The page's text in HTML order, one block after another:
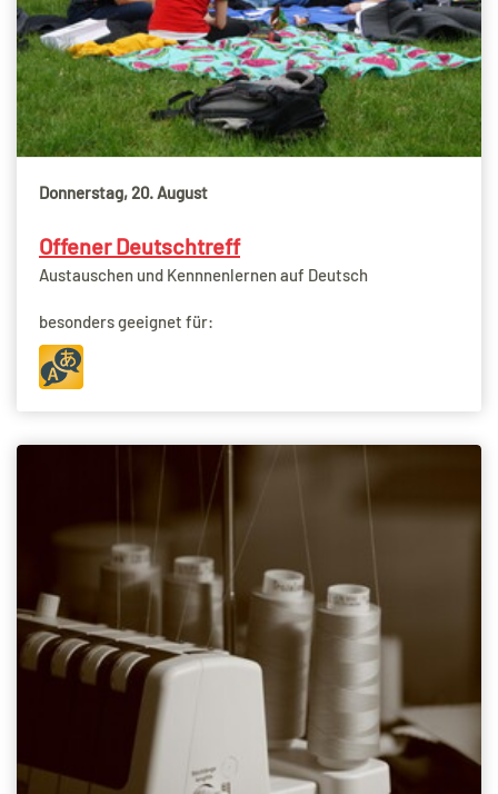
Donnerstag, 20. August
Offener Deutschtreff
Austauschen und Kennnenlernen auf Deutsch
besonders geeignet für: